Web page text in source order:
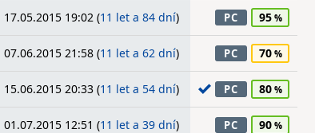
17.05.2015 19:02 (11 let a 84 dní) PC 95
07.06.2015 21:58 (11 let a 62 dní) PC 70
15.06.2015 20:33 (11 let a 54 dní) PC 80
01.07.2015 12:51 (11 let a 39 dní) PC 90